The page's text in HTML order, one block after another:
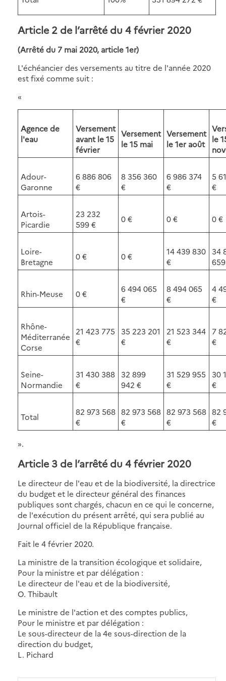
Article 2 de l’arrêté du 4 février 2020
(Arrêté du 7 mai 2020, article 1er)
L'échéancier des versements au titre de l'année 2020
est fixé comme suit :
«
Agence de
l'eau
Versement
avant le 15
février
Versement
le 15 mai
Versement
le 1er août
le
Adour-
Garonne
6 886 806
€
8 356 360
€
6 986 374
€
5
€
Artois-
Picardie
23 232
599 €
0 € 0 € 0 €
Loire-
Bretagne
0 € 0 €
14 439 830
€
34
Rhin-Meuse 0 €
6 494 065
€
8 494 065
€
4
€
Rhône-
Méditerranée
Corse
21 423 775
€
35 223 201
€
21 523 344
€
7
€
Seine-
Normandie
31 430 388
€
32 899
942 €
31 529 955
€
30
€
Total
82 973 568
€
82 973 568
€
82 973 568
€
82
€
».
Article 3 de l’arrêté du 4 février 2020
Le directeur de l'eau et de la biodiversité, la directrice
du budget et le directeur général des finances
publiques sont chargés, chacun en ce qui le concerne,
de l'exécution du présent arrêté, qui sera publié au
Journal officiel de la République française.
Fait le 4 février 2020.
La ministre de la transition écologique et solidaire,
Pour la ministre et par délégation :
Le directeur de l'eau et de la biodiversité,
O. Thibault
Le ministre de l'action et des comptes publics,
Pour le ministre et par délégation :
Le sous-directeur de la 4e sous-direction de la
direction du budget,
L. Pichard